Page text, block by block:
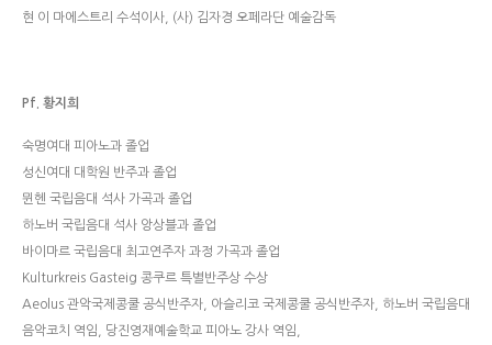
현 이 마에스트리 수석이사, (사) 김자경 오페라단 예술감독
Pf. 황지희
숙명여대 피아노과 졸업
성신여대 대학원 반주과 졸업
뮌헨 국립음대 석사 가곡과 졸업
하노버 국립음대 석사 앙상블과 졸업
바이마르 국립음대 최고연주자 과정 가곡과 졸업
Kulturkreis Gasteig 콩쿠르 특별반주상 수상
Aeolus 관악국제콩쿨 공식반주자, 아슬리코 국제콩쿨 공식반주자, 하노버 국립음대
음악코치 역임, 당진영재예술학교 피아노 강사 역임,